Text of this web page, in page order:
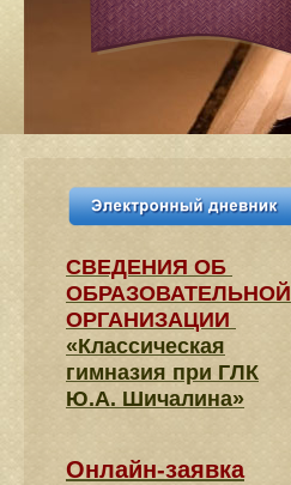
СВЕДЕНИЯ​ ОБ
ОБРАЗОВАТЕЛЬНОЙ
ОРГАНИЗАЦИИ
«Классическая
гимназия при ГЛК
Ю.А. Шичалина»
Онлайн-заявка